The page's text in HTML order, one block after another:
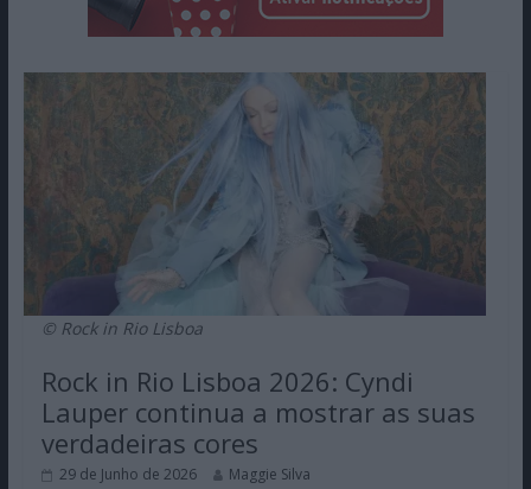
© Rock in Rio Lisboa
Rock in Rio Lisboa 2026: Cyndi
Lauper continua a mostrar as suas
verdadeiras cores
29 de Junho de 2026 Maggie Silva